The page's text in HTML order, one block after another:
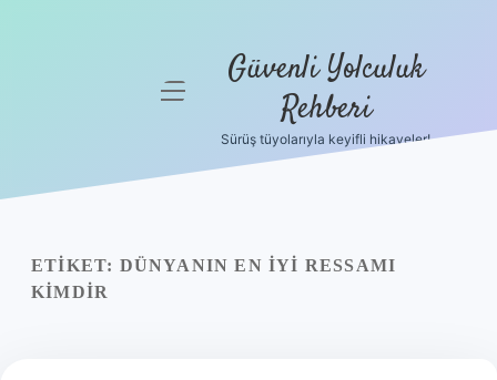
Yasal Uyarı
menüyü Güvenli Yolculuk
Rehberi
Sürüş tüyolarıyla keyifli hikayeler!
ETIKET: DÜNYANIN EN IYI RESSAMI
KIMDIR